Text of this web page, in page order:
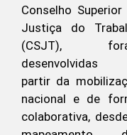
Conselho Superior
Justiça do
(CSJT),
partir da
nacional e de
colaborativa,